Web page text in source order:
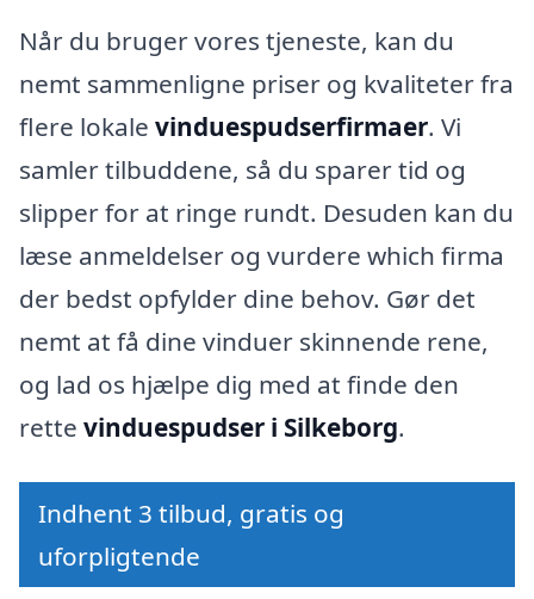
Når du bruger vores tjeneste, kan du
nemt sammenligne priser og kvaliteter fra
flere lokale vinduespudserfirmaer. Vi
samler tilbuddene, så du sparer tid og
slipper for at ringe rundt. Desuden kan du
læse anmeldelser og vurdere which firma
der bedst opfylder dine behov. Gør det
nemt at få dine vinduer skinnende rene,
og lad os hjælpe dig med at finde den
rette vinduespudser i Silkeborg.
Indhent 3 tilbud, gratis og
uforpligtende